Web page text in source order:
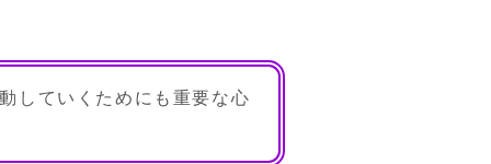
していくためにも重要な心